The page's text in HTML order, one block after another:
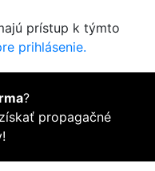
prístup k týmto
prihlásenie.
?
propagačné